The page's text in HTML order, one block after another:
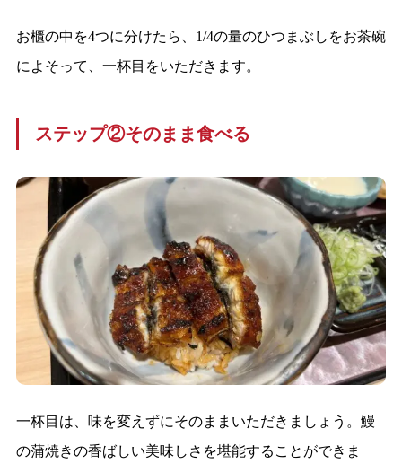
お櫃の中を4つに分けたら、1/4の量のひつまぶしをお茶碗
によそって、一杯目をいただきます。
ステップ②そのまま食べる
一杯目は、味を変えずにそのままいただきましょう。鰻
の蒲焼きの香ばしい美味しさを堪能することができま